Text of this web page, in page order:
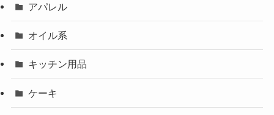
アパレル
オイル系
キッチン用品
ケーキ